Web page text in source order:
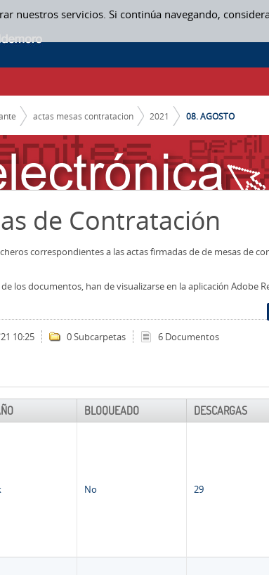
nuestros servicios. Si continúa navegando,
actas mesas contratacion 2021 08. AGOSTO
de Contratación
correspondientes a las actas firmadas de de mesas de
los documentos, han de visualizarse en la aplicación Adobe
10:25 0 Subcarpetas 6 Documentos
BLOQUEADO DESCARGAS
No 29